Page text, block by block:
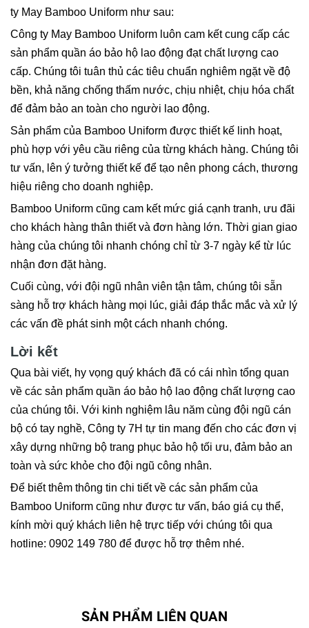
ty May Bamboo Uniform như sau:
Công ty May Bamboo Uniform luôn cam kết cung cấp các
sản phẩm quần áo bảo hộ lao động đạt chất lượng cao
cấp. Chúng tôi tuân thủ các tiêu chuẩn nghiêm ngặt về độ
bền, khả năng chống thấm nước, chịu nhiệt, chịu hóa chất
để đảm bảo an toàn cho người lao động.
Sản phẩm của Bamboo Uniform được thiết kế linh hoạt,
phù hợp với yêu cầu riêng của từng khách hàng. Chúng tôi
tư vấn, lên ý tưởng thiết kế để tạo nên phong cách, thương
hiệu riêng cho doanh nghiệp.
Bamboo Uniform cũng cam kết mức giá cạnh tranh, ưu đãi
cho khách hàng thân thiết và đơn hàng lớn. Thời gian giao
hàng của chúng tôi nhanh chóng chỉ từ 3-7 ngày kể từ lúc
nhận đơn đặt hàng.
Cuối cùng, với đội ngũ nhân viên tận tâm, chúng tôi sẵn
sàng hỗ trợ khách hàng mọi lúc, giải đáp thắc mắc và xử lý
các vấn đề phát sinh một cách nhanh chóng.
Lời kết
Qua bài viết, hy vọng quý khách đã có cái nhìn tổng quan
về các sản phẩm quần áo bảo hộ lao động chất lượng cao
của chúng tôi. Với kinh nghiệm lâu năm cùng đội ngũ cán
bộ có tay nghề, Công ty 7H tự tin mang đến cho các đơn vị
xây dựng những bộ trang phục bảo hộ tối ưu, đảm bảo an
toàn và sức khỏe cho đội ngũ công nhân.
Để biết thêm thông tin chi tiết về các sản phẩm của
Bamboo Uniform cũng như được tư vấn, báo giá cụ thể,
kính mời quý khách liên hệ trực tiếp với chúng tôi qua
hotline: 0902 149 780 để được hỗ trợ thêm nhé.
SẢN PHẨM LIÊN QUAN